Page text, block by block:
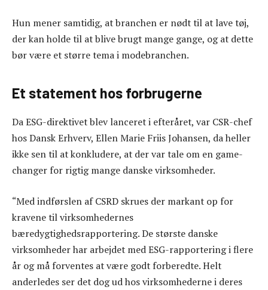
Hun mener samtidig, at branchen er nødt til at lave tøj,
der kan holde til at blive brugt mange gange, og at dette
bør være et større tema i modebranchen.
Et statement hos forbrugerne
Da ESG-direktivet blev lanceret i efteråret, var CSR-chef
hos Dansk Erhverv, Ellen Marie Friis Johansen, da heller
ikke sen til at konkludere, at der var tale om en game-
changer for rigtig mange danske virksomheder.
“Med indførslen af CSRD skrues der markant op for
kravene til virksomhedernes
bæredygtighedsrapportering. De største danske
virksomheder har arbejdet med ESG-rapportering i flere
år og må forventes at være godt forberedte. Helt
anderledes ser det dog ud hos virksomhederne i deres